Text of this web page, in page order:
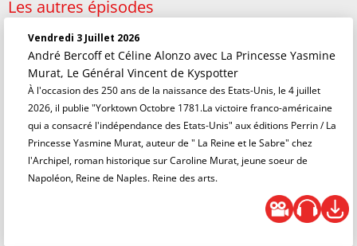
Les autres épisodes
Vendredi 3 Juillet 2026
André Bercoff et Céline Alonzo avec La Princesse Yasmine
Murat, Le Général Vincent de Kyspotter
À l'occasion des 250 ans de la naissance des Etats-Unis, le 4 juillet
2026, il publie "Yorktown Octobre 1781.La victoire franco-américaine
qui a consacré l'indépendance des Etats-Unis" aux éditions Perrin / La
Princesse Yasmine Murat, auteur de " La Reine et le Sabre" chez
l'Archipel, roman historique sur Caroline Murat, jeune soeur de
Napoléon, Reine de Naples. Reine des arts.